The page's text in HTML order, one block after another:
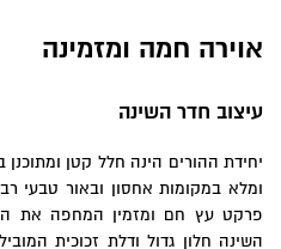
אוירה חמה ומזמינה
עיצוב חדר השינה
יחידת ההורים הינה חלל קטן
ומלא במקומות אחסון ובאור טבעי
פרקט עץ חם ומזמין המחפה את
השינה חלון גדול ודלת זכוכית